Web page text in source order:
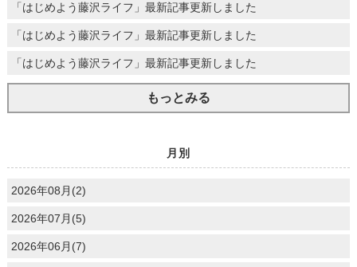
「はじめよう藤沢ライフ」最新記事更新しました
「はじめよう藤沢ライフ」最新記事更新しました
「はじめよう藤沢ライフ」最新記事更新しました
もっとみる
月別
2026年08月(2)
2026年07月(5)
2026年06月(7)